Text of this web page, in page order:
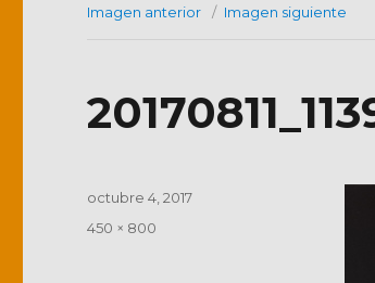
Imagen anterior Imagen siguiente
Publicado
octubre 4, 2017
Tamaño
450 × 800